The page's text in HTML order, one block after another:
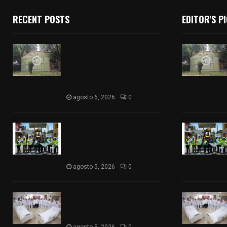
RECENT POSTS
agosto 6, 2026 0
agosto 5, 2026 0
EDITOR'S